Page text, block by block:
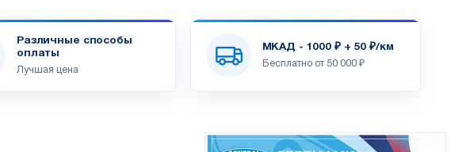
Различные способы
оплаты
Лучшая цена
МКАД - 1000 ₽ + 50 ₽/км
Бесплатно от 50 000 ₽